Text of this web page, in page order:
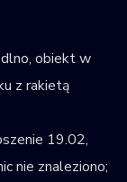
obiekt w
z rakietą
19.02,
nie znaleziono;